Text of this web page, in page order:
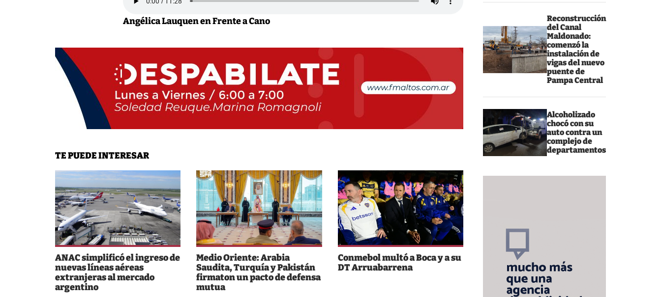
Reconstrucción
del Canal
Maldonado:
comenzó la
instalación de
vigas del nuevo
puente de
Pampa Central
Alcoholizado
chocó con su
auto contra un
complejo de
departamentos
Angélica Lauquen en Frente a Cano
TE PUEDE INTERESAR
ANAC simplificó el ingreso de
nuevas líneas aéreas
extranjeras al mercado
argentino
Medio Oriente: Arabia
Saudita, Turquía y Pakistán
firmaton un pacto de defensa
mutua
Conmebol multó a Boca y a su
DT Arruabarrena